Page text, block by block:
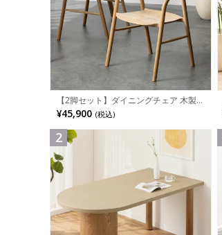
【2脚セット】ダイニングチェア 木製
LUGA 肘付き チェア 天然木 リビング椅
子 板座 食卓椅子 おしゃれ ウッドチェ
ウン 完成品
¥45,900 (税込)
2